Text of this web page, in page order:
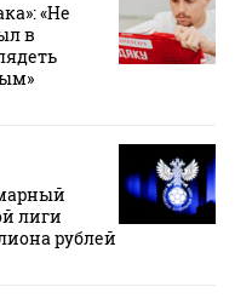
«Не
в
лиги
рублей